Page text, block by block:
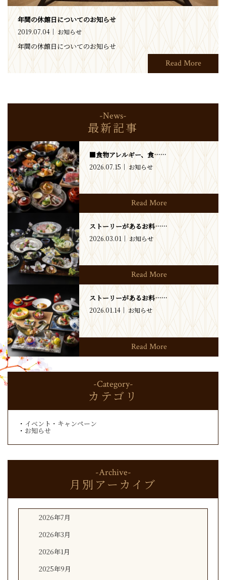
年間の休館日についてのお知らせ
2019.07.04 お知らせ
年間の休館日についてのお知らせ
Read More
-News-
最新記事
■食物アレルギー、食……
2026.07.15 お知らせ
Read More
ストーリーがあるお料……
2026.03.01 お知らせ
Read More
ストーリーがあるお料……
2026.01.14 お知らせ
Read More
-Category-
カテゴリ
イベント・キャンペーン
お知らせ
-Archive-
月別アーカイブ
2026年7月
2026年3月
2026年1月
2025年9月